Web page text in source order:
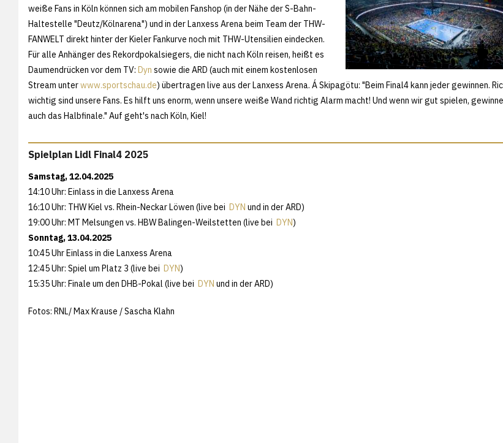
weiße Fans in Köln können sich am mobilen Fanshop (in der Nähe der S-Bahn-
Haltestelle "Deutz/Kölnarena") und in der Lanxess Arena beim Team der THW-
FANWELT direkt hinter der Kieler Fankurve noch mit THW-Utensilien eindecken.
Für alle Anhänger des Rekordpokalsiegers, die nicht nach Köln reisen, heißt es
Daumendrücken vor dem TV: Dyn sowie die ARD (auch mit einem kostenlosen
Stream unterwww.sportschau.de) übertragen live aus der Lanxess Arena. Á Skipagötu: "Beim Final4 kann jeder gewinnen.
wichtig sind unsere Fans. Es hilft uns enorm, wenn unsere weiße Wand richtig Alarm macht! Und wenn wir gut spielen,
auch das Halbfinale." Auf geht's nach Köln, Kiel!
Spielplan Lidl Final4 2025
Samstag, 12.04.2025
14:10 Uhr: Einlass in die Lanxess Arena
16:10 Uhr: THW Kiel vs. Rhein-Neckar Löwen (live bei DYN und in der ARD)
19:00 Uhr: MT Melsungen vs. HBW Balingen-Weilstetten (live bei DYN)
Sonntag, 13.04.2025
10:45 Uhr Einlass in die Lanxess Arena
12:45 Uhr: Spiel um Platz 3 (live bei DYN)
15:35 Uhr: Finale um den DHB-Pokal (live bei DYN und in der ARD)
Fotos: RNL/ Max Krause / Sascha Klahn